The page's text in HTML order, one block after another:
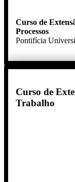
Curso de
Processos
Pontifícia
Curso de
Trabalho